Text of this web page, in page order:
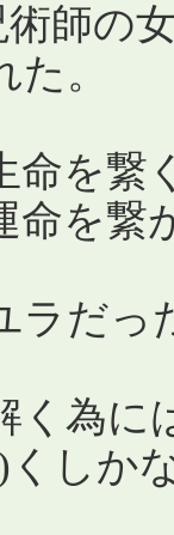
師の
。
を繋
命を繋
ラだっ
為に
しか